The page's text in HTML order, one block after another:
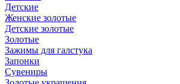
Детские
Женские золотые
Детские золотые
Золотые
Зажимы для галстука
Запонки
Сувениры